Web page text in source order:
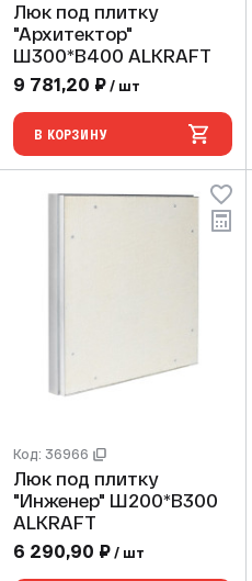
Люк под плитку
"Архитектор"
Ш300*В400 ALKRAFT
9 781,20 ₽ / шт
В КОРЗИНУ
Код: 36966
Люк под плитку
"Инженер" Ш200*В300
ALKRAFT
6 290,90 ₽ / шт